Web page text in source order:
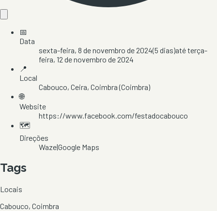
📅
Data
sexta-feira, 8 de novembro de 2024(5 dias)atéterça-
feira, 12 de novembro de 2024
📍
Local
Cabouco, Ceira, Coimbra(Coimbra)
🌐
Website
https://www.facebook.com/festadocabouco
🗺️
Direções
Waze|Google Maps
Tags
Locais
Cabouco, Coimbra